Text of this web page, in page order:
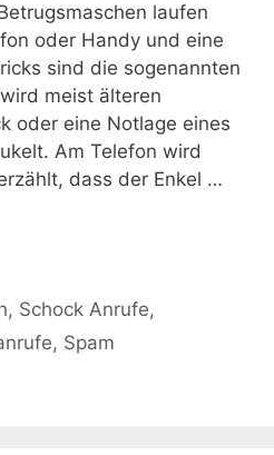
laufen
oder Handy und eine
sind die sogenannten
meist älteren
oder eine Notlage eines
Am Telefon wird
dass der Enkel …
, Schock Anrufe,
, Spam